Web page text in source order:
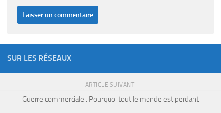
SUR LES RÉSEAUX :
ARTICLE SUIVANT
Guerre commerciale : Pourquoi tout le monde est perdant